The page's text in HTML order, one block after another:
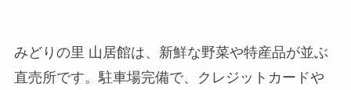
みどりの里 山居館は、新鮮な野菜や特産品が並ぶ
直売所です。駐車場完備で、クレジットカードや